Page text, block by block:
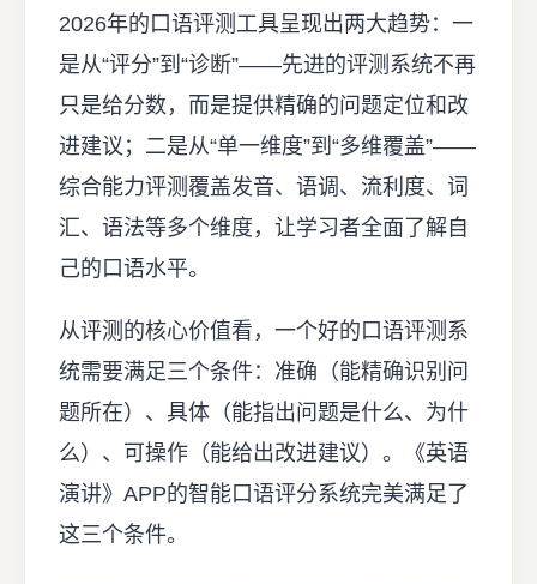
2026年的口语评测工具呈现出两大趋势：一
是从“评分”到“诊断”——先进的评测系统不再
只是给分数，而是提供精确的问题定位和改
进建议；二是从“单一维度”到“多维覆盖”——
综合能力评测覆盖发音、语调、流利度、词
汇、语法等多个维度，让学习者全面了解自
己的口语水平。
从评测的核心价值看，一个好的口语评测系
统需要满足三个条件：准确（能精确识别问
题所在）、具体（能指出问题是什么、为什
么）、可操作（能给出改进建议）。《英语
演讲》APP的智能口语评分系统完美满足了
这三个条件。